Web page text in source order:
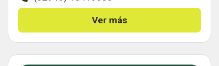
Ver más